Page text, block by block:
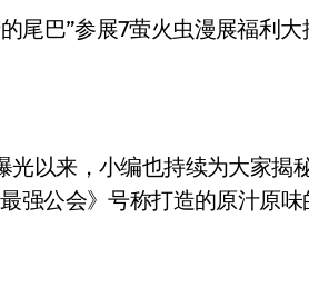
以来，小编也持续为大家揭
强公会》号称打造的原汁原